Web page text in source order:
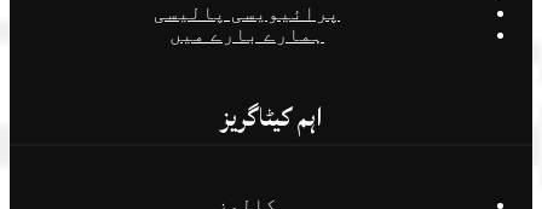
پرائیویسی پالیسی
ہمارے بارے میں
اہم کیٹاگریز